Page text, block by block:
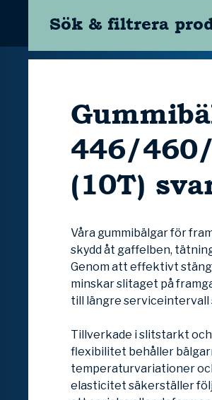
Sök & filtrera
446/
(10T)
Våra gummibälgar för
skydd åt gaffelben,
Genom att effektivt
minskar slitaget på
till längre serviceintervall
Tillverkade i slitstarkt och
flexibilitet behåller
temperaturvariationer
elasticitet säkerställer